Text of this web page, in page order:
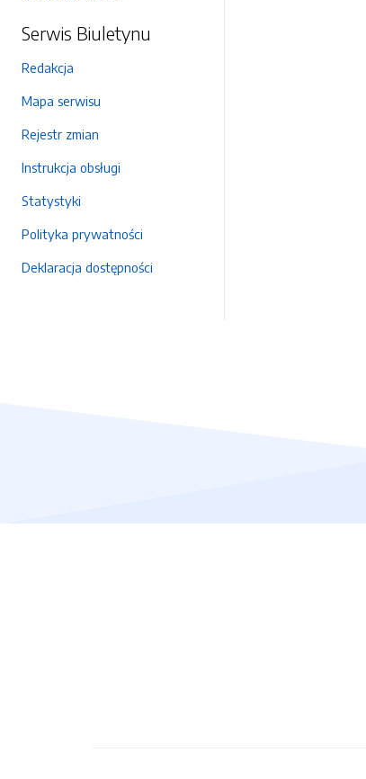
Serwis Biuletynu
Redakcja
Mapa serwisu
Rejestr zmian
Instrukcja obsługi
Statystyki
Polityka prywatności
Deklaracja dostępności